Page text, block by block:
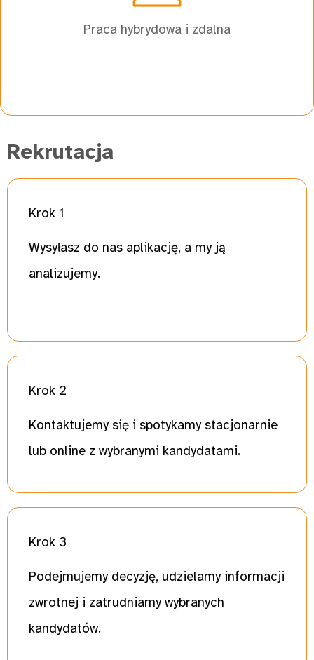
Praca hybrydowa i zdalna
Rekrutacja
Krok 1
Wysyłasz do nas aplikację, a my ją
analizujemy.
Krok 2
Kontaktujemy się i spotykamy stacjonarnie
lub online z wybranymi kandydatami.
Krok 3
Podejmujemy decyzję, udzielamy informacji
zwrotnej i zatrudniamy wybranych
kandydatów.